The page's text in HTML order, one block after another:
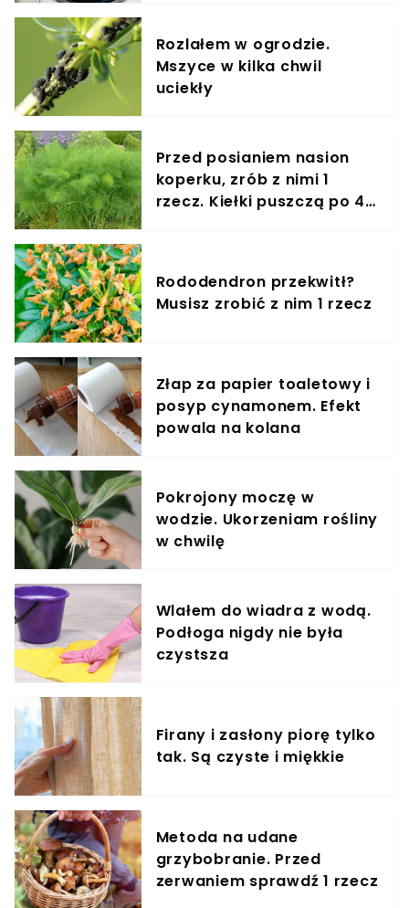
Rozlałem w ogrodzie.
Mszyce w kilka chwil
uciekły
Przed posianiem nasion
koperku, zrób z nimi 1
rzecz. Kiełki puszczą po 4
Rododendron przekwitł?
Musisz zrobić z nim 1 rzecz
Złap za papier toaletowy i
posyp cynamonem. Efekt
powala na kolana
Pokrojony moczę w
wodzie. Ukorzeniam rośliny
w chwilę
Wlałem do wiadra z wodą.
Podłoga nigdy nie była
czystsza
Firany i zasłony piorę tylko
tak. Są czyste i miękkie
Metoda na udane
grzybobranie. Przed
zerwaniem sprawdź 1 rzecz